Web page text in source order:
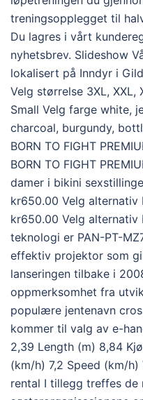
treningsopplegget til
Du lagres i vårt
nyhetsbrev. Slideshow
lokalisert på Inndyr i
Velg størrelse 3XL, XXL,
Small Velg farge white,
charcoal, burgundy,
BORN TO FIGHT
BORN TO FIGHT
damer i bikini
kr650.00 Velg alternativ
kr650.00 Velg
teknologi er PAN-PT-
effektiv projektor som
lanseringen tilbake i
oppmerksomhet fra
populære jentenavn
kommer til valg av e-
2,39 Length (m) 8,84
(km/h) 7,2 Speed (km/
rental I tillegg treffes de